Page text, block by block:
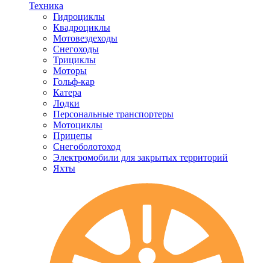
Техника
Гидроциклы
Квадроциклы
Мотовездеходы
Снегоходы
Трициклы
Моторы
Гольф-кар
Катера
Лодки
Персональные транспортеры
Мотоциклы
Прицепы
Снегоболотоход
Электромобили для закрытых территорий
Яхты